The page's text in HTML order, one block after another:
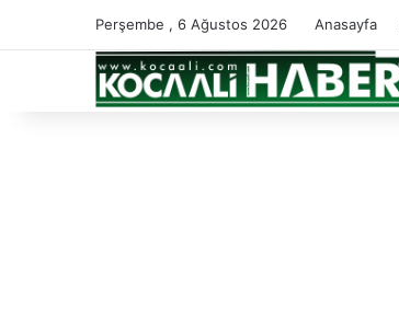
Perşembe , 6 Ağustos 2026 Anasayfa